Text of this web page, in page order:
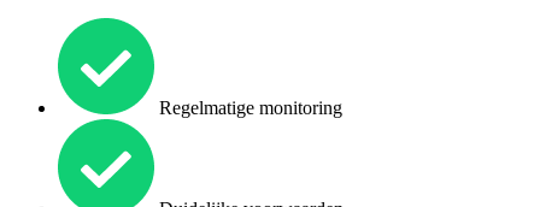
Regelmatige monitoring